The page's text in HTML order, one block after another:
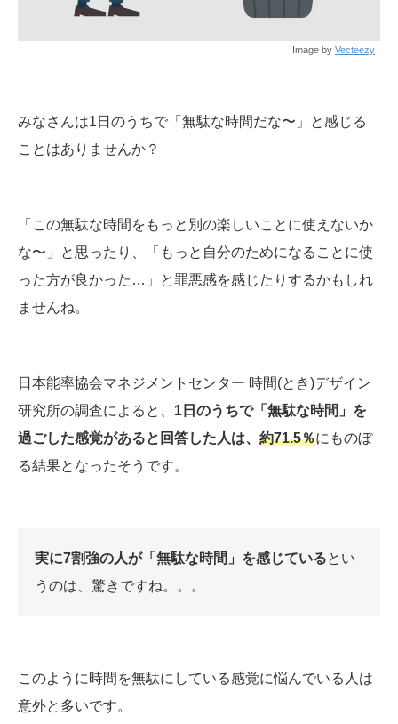
Image by Vecteezy
みなさんは1日のうちで「無駄な時間だな〜」と感じる
ことはありませんか？
「この無駄な時間をもっと別の楽しいことに使えないか
な〜」と思ったり、「もっと自分のためになることに使
った方が良かった…」と罪悪感を感じたりするかもしれ
ませんね。
日本能率協会マネジメントセンター 時間(とき)デザイン
研究所の調査によると、 1日のうちで「無駄な時間」を
過ごした感覚があると回答した人は、 約71.5％にものぼ
る結果となったそうです。
実に7割強の人が「無駄な時間」を感じているとい
うのは、驚きですね。。。
このように時間を無駄にしている感覚に悩んでいる人は
意外と多いです。